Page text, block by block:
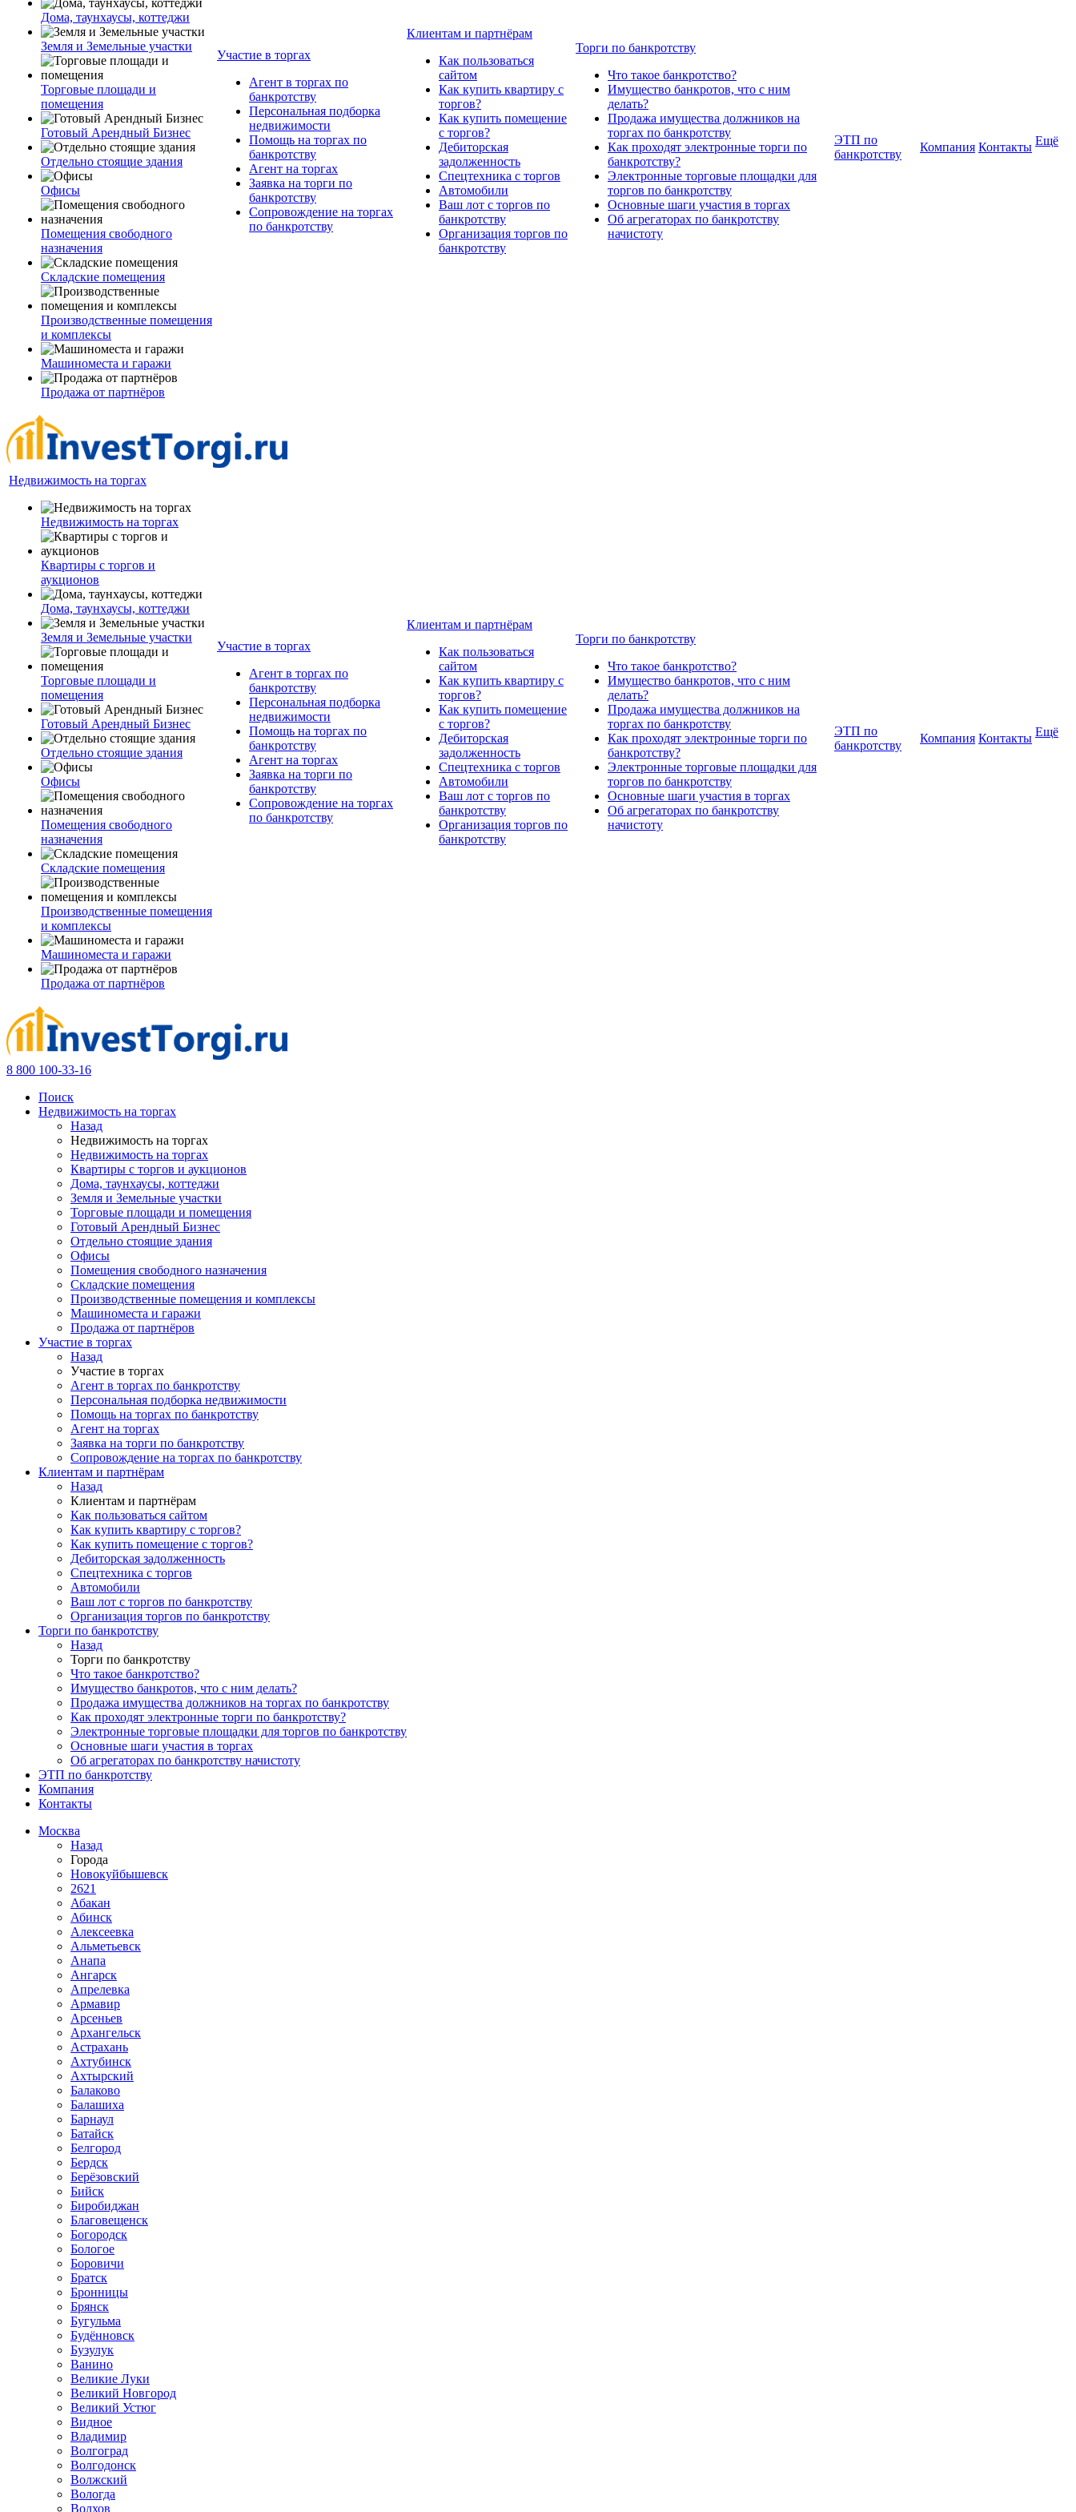
Дома, таунхаусы, коттеджи
Земля и Земельные участки
Торговые площади и
помещения
Готовый Арендный Бизнес
Отдельно стоящие здания
Офисы
Помещения свободного
назначения
Складские помещения
Производственные помещения
и комплексы
Машиноместа и гаражи
Продажа от партнёров
Участие в торгах
Агент в торгах по
банкротству
Персональная подборка
недвижимости
Помощь на торгах по
банкротству
Агент на торгах
Заявка на торги по
банкротству
Сопровождение на торгах
по банкротству
Клиентам и партнёрам
Как пользоваться
сайтом
Как купить квартиру с
торгов?
Как купить помещение
с торгов?
Дебиторская
задолженность
Спецтехника с торгов
Автомобили
Ваш лот с торгов по
банкротству
Организация торгов по
банкротству
Торги по банкротству
Что такое банкротство?
Имущество банкротов, что с ним
делать?
Продажа имущества должников на
торгах по банкротству
Как проходят электронные торги по
банкротству?
Электронные торговые площадки для
торгов по банкротству
Основные шаги участия в торгах
Об агрегаторах по банкротству
начистоту
ЭТП по
банкротству
Компания Контакты Ещё
Недвижимость на торгах
Недвижимость на торгах
Квартиры с торгов и
аукционов
Дома, таунхаусы, коттеджи
Земля и Земельные участки
Торговые площади и
помещения
Готовый Арендный Бизнес
Отдельно стоящие здания
Офисы
Помещения свободного
назначения
Складские помещения
Производственные помещения
и комплексы
Машиноместа и гаражи
Продажа от партнёров
Участие в торгах
Агент в торгах по
банкротству
Персональная подборка
недвижимости
Помощь на торгах по
банкротству
Агент на торгах
Заявка на торги по
банкротству
Сопровождение на торгах
по банкротству
Клиентам и партнёрам
Как пользоваться
сайтом
Как купить квартиру с
торгов?
Как купить помещение
с торгов?
Дебиторская
задолженность
Спецтехника с торгов
Автомобили
Ваш лот с торгов по
банкротству
Организация торгов по
банкротству
Торги по банкротству
Что такое банкротство?
Имущество банкротов, что с ним
делать?
Продажа имущества должников на
торгах по банкротству
Как проходят электронные торги по
банкротству?
Электронные торговые площадки для
торгов по банкротству
Основные шаги участия в торгах
Об агрегаторах по банкротству
начистоту
ЭТП по
банкротству
Компания Контакты Ещё
8 800 100-33-16
Поиск
Недвижимость на торгах
Назад
Недвижимость на торгах
Недвижимость на торгах
Квартиры с торгов и аукционов
Дома, таунхаусы, коттеджи
Земля и Земельные участки
Торговые площади и помещения
Готовый Арендный Бизнес
Отдельно стоящие здания
Офисы
Помещения свободного назначения
Складские помещения
Производственные помещения и комплексы
Машиноместа и гаражи
Продажа от партнёров
Участие в торгах
Назад
Участие в торгах
Агент в торгах по банкротству
Персональная подборка недвижимости
Помощь на торгах по банкротству
Агент на торгах
Заявка на торги по банкротству
Сопровождение на торгах по банкротству
Клиентам и партнёрам
Назад
Клиентам и партнёрам
Как пользоваться сайтом
Как купить квартиру с торгов?
Как купить помещение с торгов?
Дебиторская задолженность
Спецтехника с торгов
Автомобили
Ваш лот с торгов по банкротству
Организация торгов по банкротству
Торги по банкротству
Назад
Торги по банкротству
Что такое банкротство?
Имущество банкротов, что с ним делать?
Продажа имущества должников на торгах по банкротству
Как проходят электронные торги по банкротству?
Электронные торговые площадки для торгов по банкротству
Основные шаги участия в торгах
Об агрегаторах по банкротству начистоту
ЭТП по банкротству
Компания
Контакты
Москва
Назад
Города
Новокуйбышевск
2621
Абакан
Абинск
Алексеевка
Альметьевск
Анапа
Ангарск
Апрелевка
Армавир
Арсеньев
Архангельск
Астрахань
Ахтубинск
Ахтырский
Балаково
Балашиха
Барнаул
Батайск
Белгород
Бердск
Берёзовский
Бийск
Биробиджан
Благовещенск
Богородск
Бологое
Боровичи
Братск
Бронницы
Брянск
Бугульма
Будённовск
Бузулук
Ванино
Великие Луки
Великий Новгород
Великий Устюг
Видное
Владимир
Волгоград
Волгодонск
Волжский
Вологда
Волхов